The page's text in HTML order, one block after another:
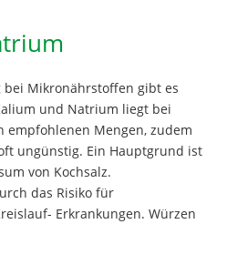
Mikronährstoffen gibt es
und Natrium liegt bei
empfohlenen Mengen, zudem
ungünstig. Ein Hauptgrund ist
von Kochsalz.
das Risiko für
Erkrankungen. Würzen